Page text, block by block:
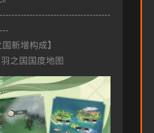
国新增构成】
之国国度地图